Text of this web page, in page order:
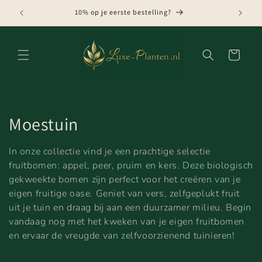
naar de
content
GRATIS VERZENDING VANAF € 75,-
Winkelwagen
C
o
l
l
e
c
Moestuin
In onze collectie vind je een prachtige selectie
fruitbomen: appel, peer, pruim en kers. Deze biologisch
gekweekte bomen zijn perfect voor het creëren van je
eigen fruitige oase. Geniet van vers, zelfgeplukt fruit
uit je tuin en draag bij aan een duurzamer milieu. Begin
vandaag nog met het kweken van je eigen fruitbomen
en ervaar de vreugde van zelfvoorzienend tuinieren!